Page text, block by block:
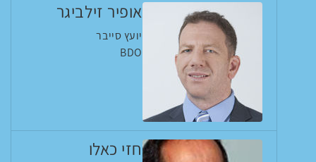
אופיר זילביגר
יועץ סייבר
BDO
חזי כאלו